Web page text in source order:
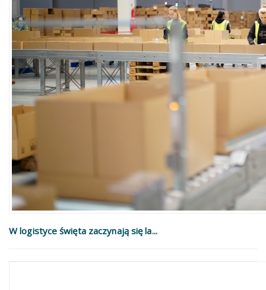
W logistyce święta zaczynają się la...